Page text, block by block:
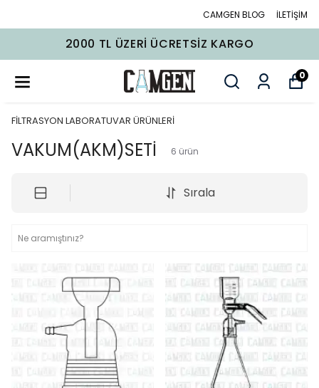
CAMGEN BLOG İLETİŞİM
ÜCRETSIZ KARGO
0
FİLTRASYON LABORATUVAR ÜRÜNLERİ
VAKUM(AKM)SETİ 6 ürün
Sırala